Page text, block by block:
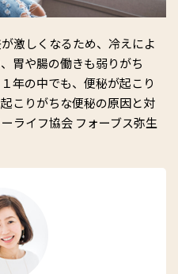
激しくなるため、冷えによ
胃や腸の働きも弱りがち
年の中でも、便秘が起こり
こりがちな便秘の原因と対
ライフ協会 フォーブス弥生